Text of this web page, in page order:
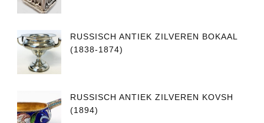
RUSSISCH ANTIEK ZILVEREN BOKAAL
(1838-1874)
RUSSISCH ANTIEK ZILVEREN KOVSH
(1894)